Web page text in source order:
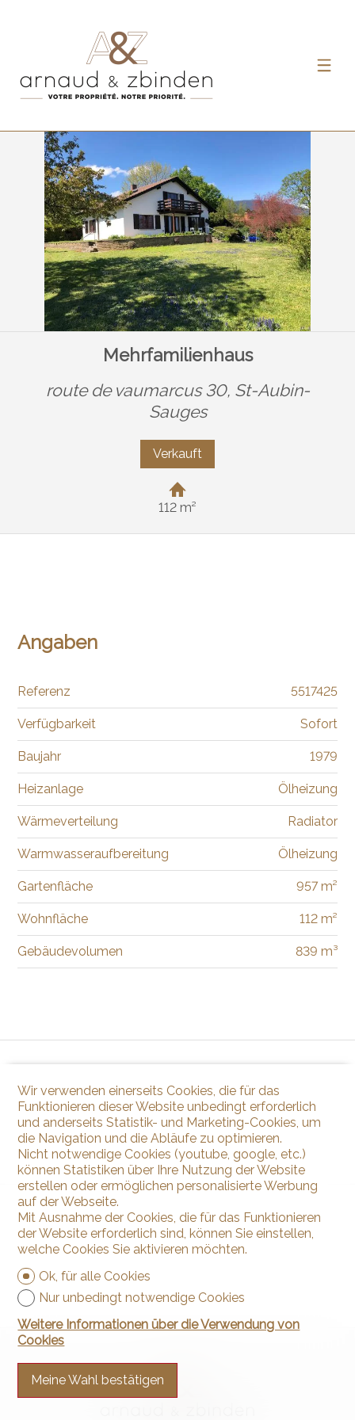
Mehrfamilienhaus
route de vaumarcus 30, St-Aubin-
Sauges
Verkauft
112 m²
Angaben
Referenz 5517425
Verfügbarkeit Sofort
Baujahr 1979
Heizanlage Ölheizung
Wärmeverteilung Radiator
Warmwasseraufbereitung Ölheizung
Gartenfläche 957 m²
Wohnfläche 112 m²
Gebäudevolumen 839 m³
Wir verwenden einerseits Cookies, die für das
Funktionieren dieser Website unbedingt erforderlich
und anderseits Statistik- und Marketing-Cookies, um
die Navigation und die Abläufe zu optimieren.
Nicht notwendige Cookies (youtube, google, etc.)
können Statistiken über Ihre Nutzung der Website
erstellen oder ermöglichen personalisierte Werbung
auf der Webseite.
Mit Ausnahme der Cookies, die für das Funktionieren
der Website erforderlich sind, können Sie einstellen,
welche Cookies Sie aktivieren möchten.
Ok, für alle Cookies
Nur unbedingt notwendige Cookies
Weitere Informationen über die Verwendung von
Cookies
Meine Wahl bestätigen